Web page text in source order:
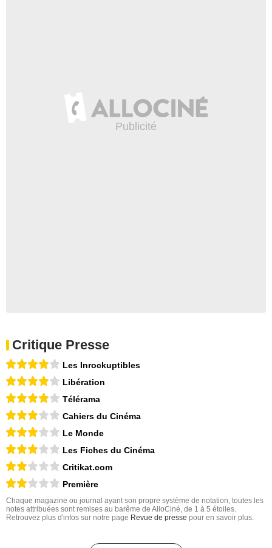
Critique Presse
Les Inrockuptibles
Libération
Télérama
Cahiers du Cinéma
Le Monde
Les Fiches du Cinéma
Critikat.com
Première
Chaque magazine ou journal ayant son propre système de notation, toutes les
notes attribuées sont remises au barême de AlloCiné, de 1 à 5 étoiles.
Retrouvez plus d'infos sur notre page Revue de presse pour en savoir plus.